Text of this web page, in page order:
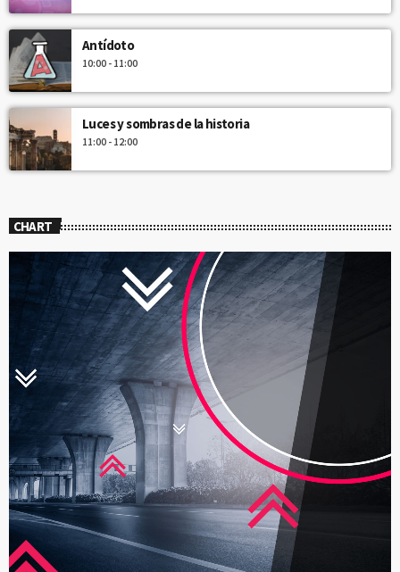
Antídoto
10:00 - 11:00
Luces y sombras de la historia
11:00 - 12:00
CHART